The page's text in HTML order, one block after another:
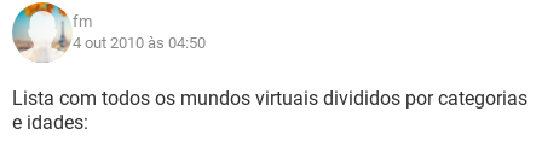
fm
4 out 2010 às 04:50
Lista com todos os mundos virtuais divididos por categorias
e idades: